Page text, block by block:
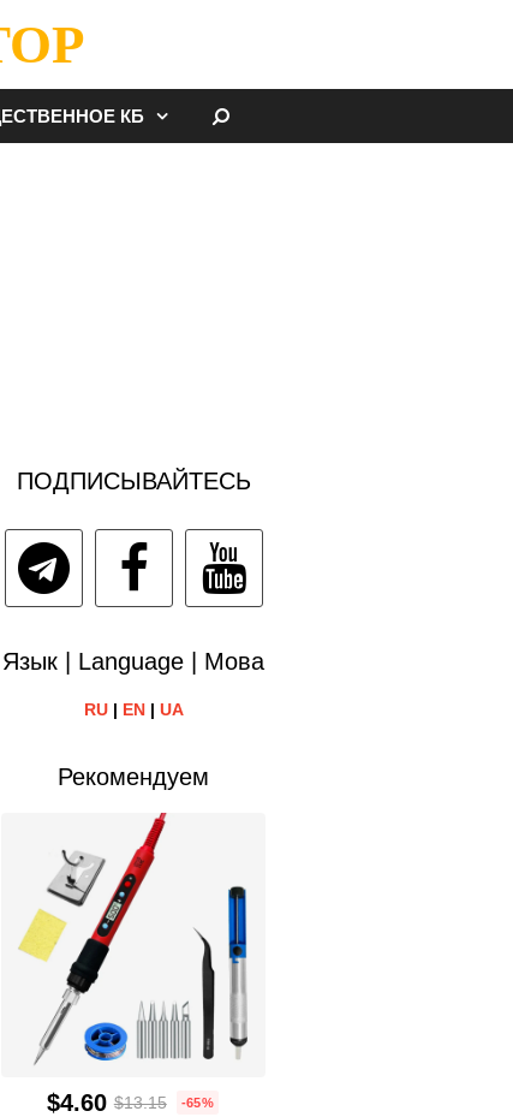
КБ
ПОДПИСЫВАЙТЕСЬ
Язык | Language | Мова
RU| EN| UA
Рекомендуем
$4.60 $13.15 -65%